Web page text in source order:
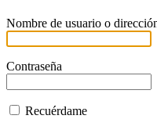
Nombre de usuario o
Contraseña
Recuérdame